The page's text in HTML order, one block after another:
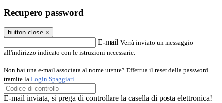
Recupero password
button close ×
E-mail Verrà inviato un messaggio
all'indirizzo indicato con le istruzioni necessarie.
Non hai una e-mail associata al nome utente? Effettua il reset della password
tramite la Login Spaggiari
E-mail inviata, si prega di controllare la casella di posta elettronica!